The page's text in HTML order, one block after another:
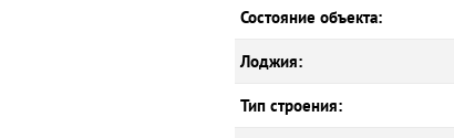
Состояние объекта:
Лоджия:
Тип строения: